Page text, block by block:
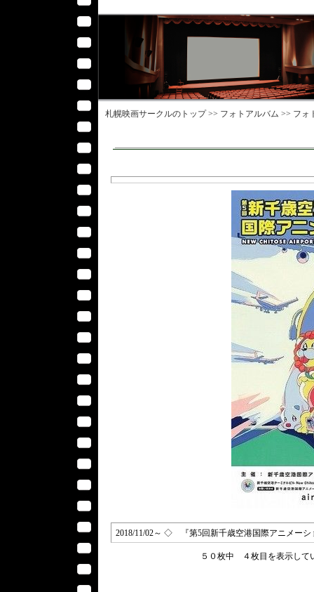
札幌映画サークルのトップ >> フォトアルバム >> フォ
2018/11/02～ ◇ 『第5回新千歳空港国際アニメー
５０枚中 ４枚目を表示し